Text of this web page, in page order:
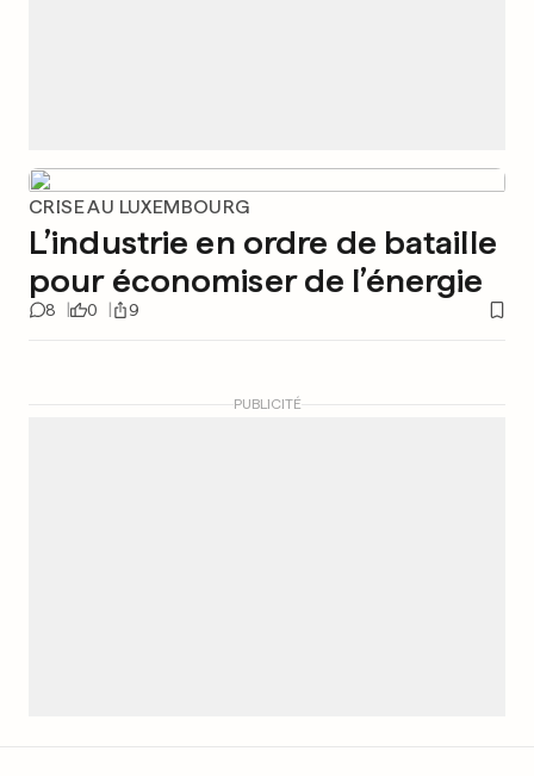
CRISE AU LUXEMBOURG
L’industrie en ordre de bataille
pour économiser de l’énergie
8 0 9
PUBLICITÉ